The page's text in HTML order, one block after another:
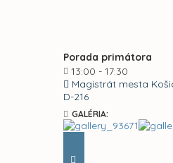
Porada primátora
13:00 - 17:30
Magistrát mesta
D-216
GALÉRIA: